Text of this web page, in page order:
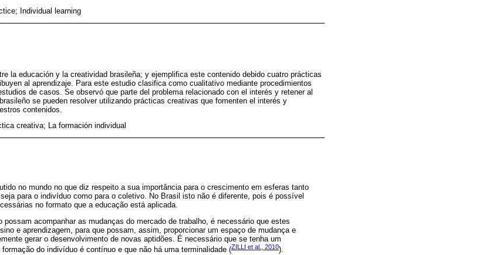
Individual learning
la educación y la creatividad brasileña; y ejemplifica este contenido debido cuatro prácticas
al aprendizaje. Para este estudio clasifica como cualitativo mediante procedimientos
de casos. Se observó que parte del problema relacionado con el interés y retener al
se pueden resolver utilizando prácticas creativas que fomenten el interés y
contenidos.
creativa; La formación individual
no mundo no que diz respeito a sua importância para o crescimento em esferas tanto
para o indivíduo como para o coletivo. No Brasil isto não é diferente, pois é possível
no formato que a educação está aplicada.
possam acompanhar as mudanças do mercado de trabalho, é necessário que estes
e aprendizagem, para que possam, assim, proporcionar um espaço de mudança e
gerar o desenvolvimento de novas aptidões. É necessário que se tenha um
do indivíduo é contínuo e que não há uma terminalidade (ZILLI et al., 2010).